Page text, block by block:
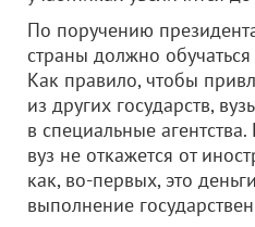
По поручению
страны должно
Как правило, чтобы
из других государств,
в специальные
вуз не откажется от
как, во-первых, это
выполнение